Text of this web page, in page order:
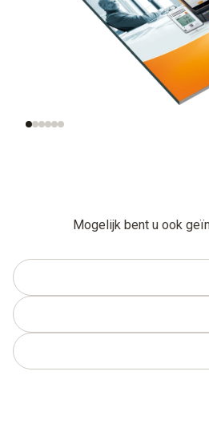
Wat betekent
binnenluchtkwaliteit?
Mogelijk bent u ook